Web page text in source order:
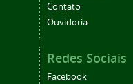
Contato
Ouvidoria
Redes Sociais
Facebook